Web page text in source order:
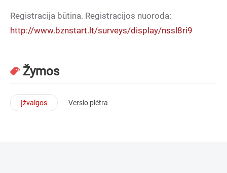
Registracija būtina. Registracijos nuoroda:
http://www.bznstart.lt/surveys/display/nssl8ri9
Žymos
Įžvalgos Verslo plėtra